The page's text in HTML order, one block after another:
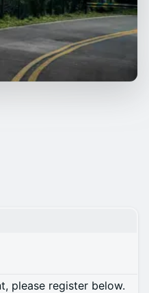
please register below.